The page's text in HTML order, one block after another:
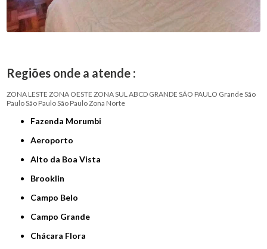
Regiões onde a atende :
ZONA LESTE ZONA OESTE ZONA SULABCD GRANDE SÃO PAULO Grande São
PauloSão PauloSão PauloZona Norte
Fazenda Morumbi
Aeroporto
Alto da Boa Vista
Brooklin
Campo Belo
Campo Grande
Chácara Flora